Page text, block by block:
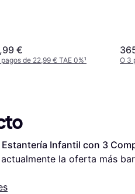
€
de 22,99 € TAE 0%¹ O 3
Estantería Infantil con 3
actualmente la oferta más